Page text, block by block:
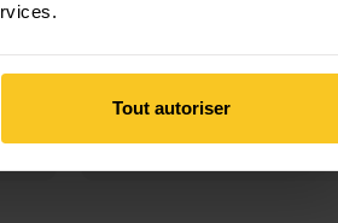
Tout autoriser14 jours de droit